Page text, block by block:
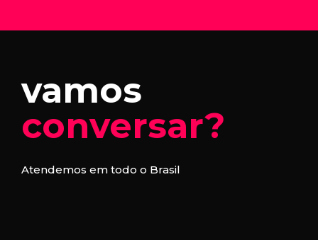
vamos
conversar?
Atendemos em todo o Brasil